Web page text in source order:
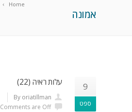
Home
אמונה
9
ספט
עלות ראיה (22)
By oriatillman
Comments are Off